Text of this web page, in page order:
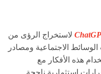
لاستخراج الرؤى من
الوسائط الاجتماعية ومصادر
هذه الأفكار مع